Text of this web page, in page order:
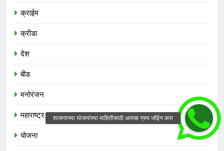
क्राईम
क्रीडा
देश
बीड
मनोरंजन
महाराष्ट्र
योजना